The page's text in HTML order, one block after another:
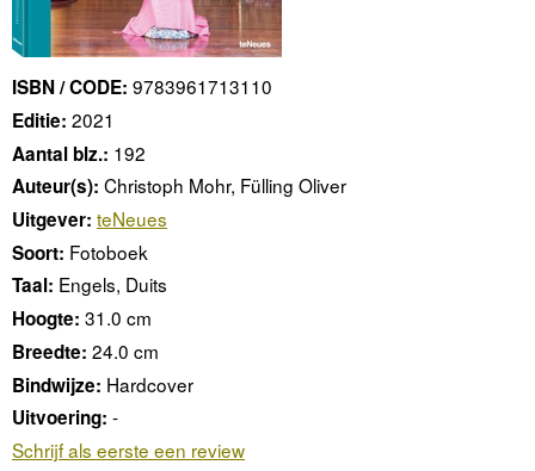
ISBN / CODE: 9783961713110
Editie: 2021
Aantal blz.: 192
Auteur(s): Christoph Mohr, Fülling Oliver
Uitgever: teNeues
Soort: Fotoboek
Taal: Engels, Duits
Hoogte: 31.0 cm
Breedte: 24.0 cm
Bindwijze: Hardcover
Uitvoering: -
Schrijf als eerste een review